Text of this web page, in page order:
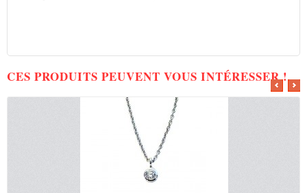
CES PRODUITS PEUVENT VOUS INTÉRESSER !